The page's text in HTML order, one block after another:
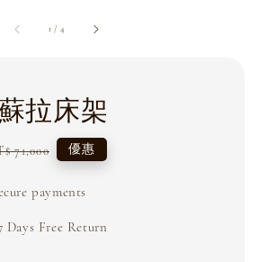
1 / 4
拉床架
71,000 優惠
payments
Free Return